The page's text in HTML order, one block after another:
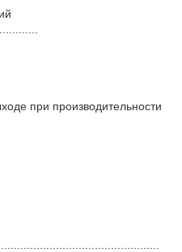
при производительности